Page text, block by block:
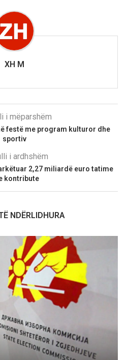
XH M
i mëparshëm
festë me program kulturor dhe
sportiv
i ardhshëm
2,27 miliardë euro tatime
kontribute
NDËRLIDHURA